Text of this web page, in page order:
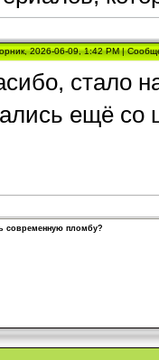
2026-06-09, 1:42 PM |
стало
ещё со
современную пломбу?